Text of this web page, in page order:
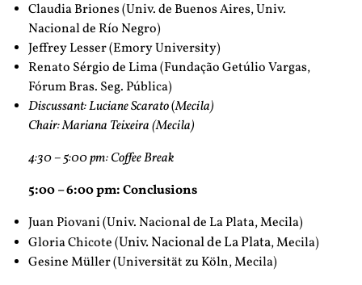
Claudia Briones (Univ. de Buenos Aires, Univ.
Nacional de Río Negro)
Jeffrey Lesser (Emory University)
Renato Sérgio de Lima (Fundação Getúlio Vargas,
Fórum Bras. Seg. Pública)
Discussant: Luciane Scarato(Mecila)
Chair: Mariana Teixeira (Mecila)
4:30 – 5:00 pm: Coffee Break
5:00 – 6:00 pm: Conclusions
Juan Piovani (Univ. Nacional de La Plata, Mecila)
Gloria Chicote (Univ. Nacional de La Plata, Mecila)
Gesine Müller (Universität zu Köln, Mecila)